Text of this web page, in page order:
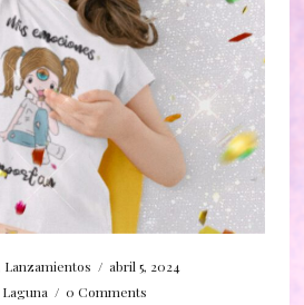
Lanzamientos / abril 5, 2024
/ 0 Comments